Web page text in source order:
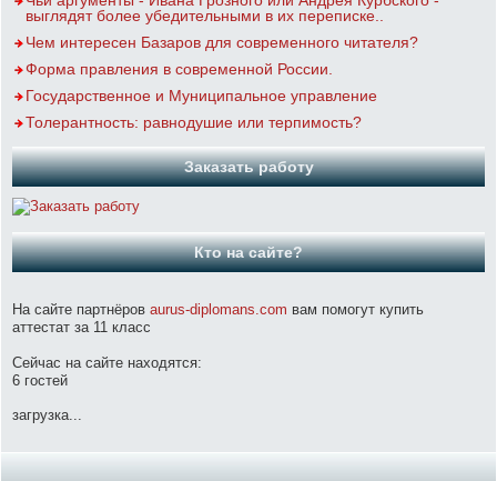
выглядят более убедительными в их переписке..
Чем интересен Базаров для современного читателя?
Форма правления в современной России.
Государственное и Муниципальное управление
Толерантность: равнодушие или терпимость?
Заказать работу
Кто на сайте?
На сайте партнёров aurus-diplomans.com вам помогут купить
аттестат за 11 класс
Сейчас на сайте находятся:
6 гостей
загрузка...